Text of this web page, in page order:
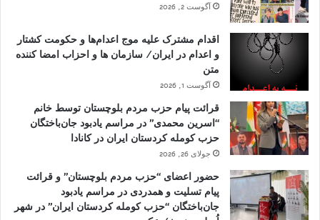
آگوست 2, 2026
اقدام مشترک علیه موج اعدام‌ها و حکومت کشتار
و اعدام در ایران/ سازمان ها و احزاب امضا کننده
متن
آگوست 1, 2026
قرائت پیام حزب مردم بلوچستان توسط خانم
“اسرین محمدی” در مراسم یادبود جان‌باختگان
حزب کومله کردستان ایران در کانادا
جولای 26, 2026
حضور اعضای “حزب مردم بلوچستان” و قرائت
پیام تسلیت و همدردی در مراسم یادبود
جان‌باختگان “حزب کومله کردستان ایران” در شهر